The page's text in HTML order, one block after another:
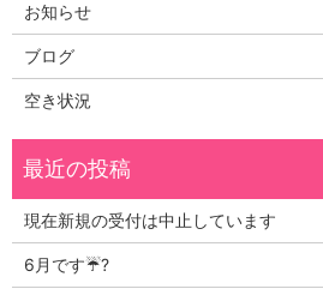
お知らせ
ブログ
空き状況
現在新規の受付は中止しています
6月です☔?